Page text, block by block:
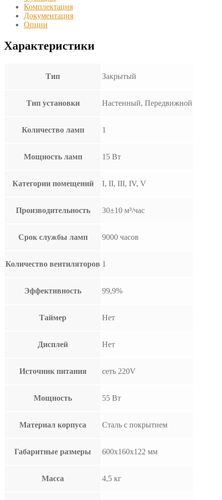
Комплектация
Документация
Опции
Характеристики
Тип Закрытый
Тип установки Настенный, Передвижной
Количество ламп 1
Мощность ламп 15 Вт
Категории помещений I, II, III, IV, V
Производительность 30±10 м³/час
Срок службы ламп 9000 часов
Количество вентиляторов 1
Эффективность 99,9%
Таймер Нет
Дисплей Нет
Источник питания сеть 220V
Мощность 55 Вт
Материал корпуса Сталь с покрытием
Габаритные размеры 600х160х122 мм
Масса 4,5 кг